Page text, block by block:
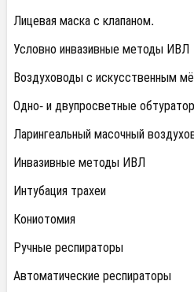
Лицевая маска с клапаном.
Условно инвазивные методы ИВЛ
Воздуховоды с искусственным
Одно- и двупросветные
Ларингеальный масочный
Инвазивные методы ИВЛ
Интубация трахеи
Кониотомия
Ручные респираторы
Автоматические респираторы